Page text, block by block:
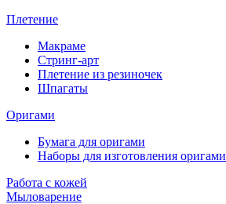
Плетение
Макраме
Стринг-арт
Плетение из резиночек
Шпагаты
Оригами
Бумага для оригами
Наборы для изготовления оригами
Работа с кожей
Мыловарение